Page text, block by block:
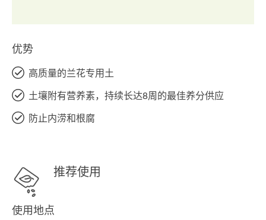
优势
高质量的兰花专用土
土壤附有营养素，持续长达8周的最佳养分供应
防止内涝和根腐
推荐使用
使用地点